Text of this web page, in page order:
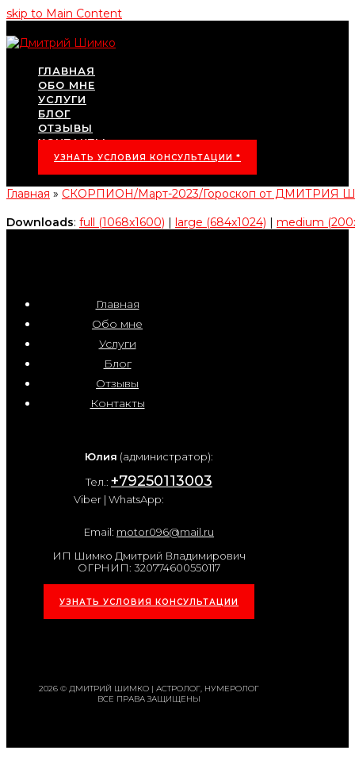
skip to Main Content
ГЛАВНАЯ
ОБО МНЕ
УСЛУГИ
БЛОГ
ОТЗЫВЫ
КОНТАКТЫ
УЗНАТЬ УСЛОВИЯ КОНСУЛЬТАЦИИ *
Главная » СКОРПИОН/Март-2023/Гороскоп от ДМИТРИЯ
Downloads: full (1068x1600) | large (684x1024) | medium
Главная
Обо мне
Услуги
Блог
Отзывы
Контакты
Юлия (администратор):
Тел.: +79250113003
Viber | WhatsApp:
Email: motor096@mail.ru
ИП Шимко Дмитрий Владимирович
ОГРНИП: 320774600550117
УЗНАТЬ УСЛОВИЯ КОНСУЛЬТАЦИИ
2026 © ДМИТРИЙ ШИМКО | АСТРОЛОГ, НУМЕРОЛОГ
ВСЕ ПРАВА ЗАЩИЩЕНЫ